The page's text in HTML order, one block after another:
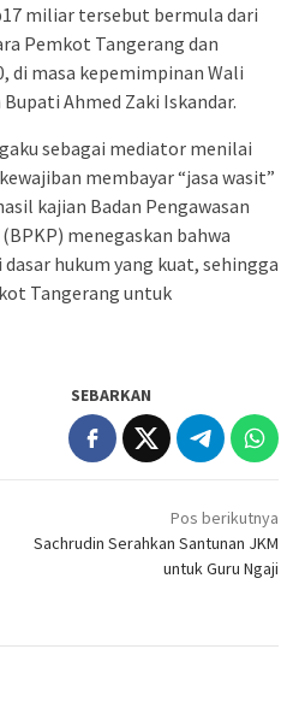
miliar tersebut bermula dari
Pemkot Tangerang dan
di masa kepemimpinan Wali
Ahmed Zaki Iskandar.
sebagai mediator menilai
membayar “jasa wasit”
kajian Badan Pengawasan
menegaskan bahwa
hukum yang kuat, sehingga
Tangerang untuk
SEBARKAN
Pos berikutnya
Sachrudin Serahkan Santunan JKM
untuk Guru Ngaji